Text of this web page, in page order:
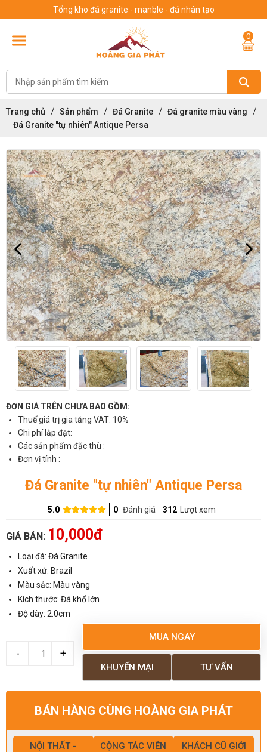
Tổng kho đá granite - manble - đá nhân tạo
0
Trang chủ Sản phẩm Đá Granite
Đá granite màu vàng
Đá Granite "tự nhiên" Antique Persa
ĐƠN GIÁ TRÊN CHƯA BAO GỒM:
Thuế giá trị gia tăng VAT: 10%
Chi phí lắp đặt:
Các sản phẩm đặc thù :
Đơn vị tính :
Đá Granite "tự nhiên" Antique Persa
5.0 0 Đánh giá 312 Lượt xem
GIÁ BÁN: 10,000đ
Loại đá: Đá Granite
Xuất xứ: Brazil
Màu sắc: Màu vàng
Kích thước: Đá khổ lớn
Độ dày: 2.0cm
MUA NGAY
TƯ VẤN
KHUYẾN MẠI
BÁN HÀNG CÙNG HOÀNG GIA PHÁT
NỘI THẤT -
CỘNG TÁC VIÊN
KHÁCH CŨ GIỚI